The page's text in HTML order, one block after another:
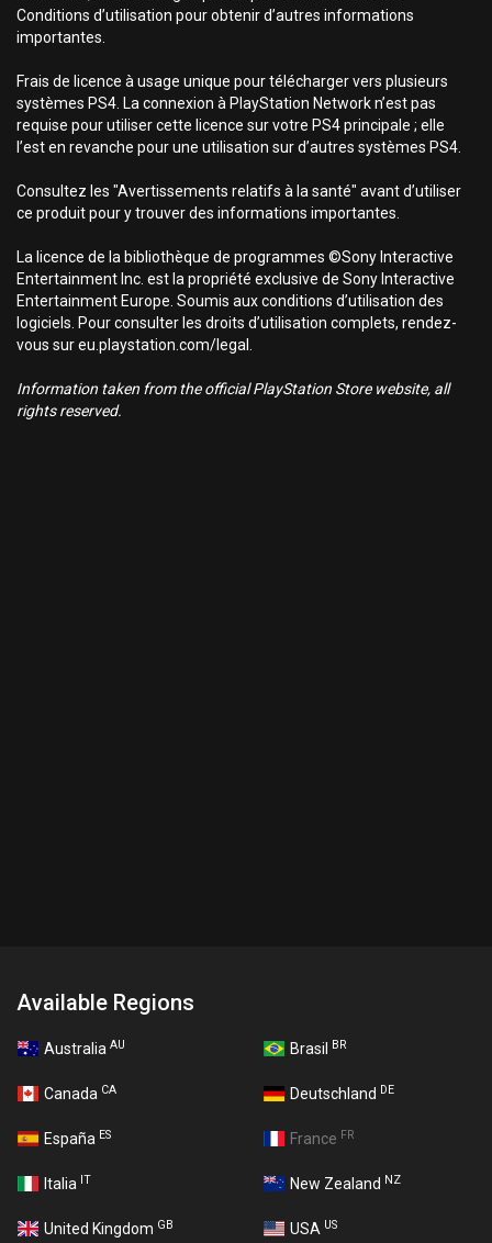
Conditions d’utilisation pour obtenir d’autres informations
importantes.
Frais de licence à usage unique pour télécharger vers plusieurs
systèmes PS4. La connexion à PlayStation Network n’est pas
requise pour utiliser cette licence sur votre PS4 principale ; elle
l’est en revanche pour une utilisation sur d’autres systèmes PS4.
Consultez les "Avertissements relatifs à la santé" avant d’utiliser
ce produit pour y trouver des informations importantes.
La licence de la bibliothèque de programmes ©Sony Interactive
Entertainment Inc. est la propriété exclusive de Sony Interactive
Entertainment Europe. Soumis aux conditions d’utilisation des
logiciels. Pour consulter les droits d’utilisation complets, rendez-
vous sur eu.playstation.com/legal.
Information taken from the official PlayStation Store website, all
rights reserved.
Available Regions
Australia AU Brasil BR
Canada CA Deutschland DE
España ES France FR
Italia IT New Zealand NZ
United Kingdom GB USA US